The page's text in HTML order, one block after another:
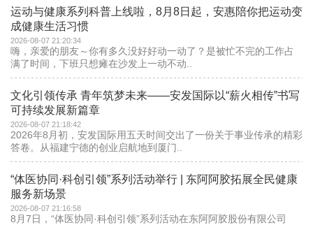
运动与健康系列科普上线啦，8月8日起，安惠陪你把运动变
成健康生活习惯
2026-08-07 21:20:34
嗨，亲爱的朋友～你有多久没好好动一动了？是被忙不完的工作占
满了时间，下班只想瘫在沙发上一动不动..
文化引领传承 青年筑梦未来——安发国际以“薪火相传”书写
可持续发展新篇章
2026-08-07 21:18:42
2026年8月初，安发国际用五天时间交出了一份关于事业传承的精彩
答卷。从福建宁德的创业启航地到厦门..
“体医协同·科创引领”系列活动举行 | 东阿阿胶拓展全民健康
服务新场景
2026-08-07 21:16:58
8月7日，“体医协同·科创引领”系列活动在东阿阿胶股份有限公司